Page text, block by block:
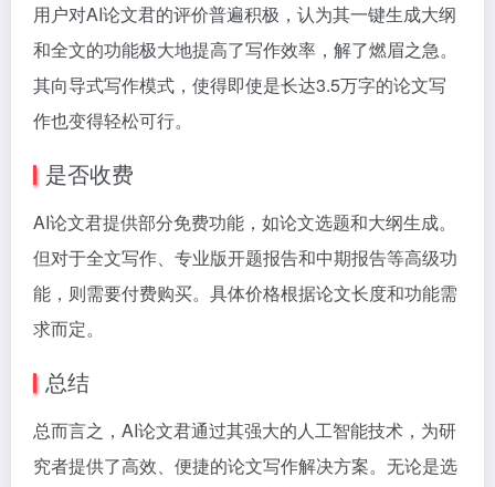
用户对AI论文君的评价普遍积极，认为其一键生成大纲
和全文的功能极大地提高了写作效率，解了燃眉之急。
其向导式写作模式，使得即使是长达3.5万字的论文写
作也变得轻松可行。
是否收费
AI论文君提供部分免费功能，如论文选题和大纲生成。
但对于全文写作、专业版开题报告和中期报告等高级功
能，则需要付费购买。具体价格根据论文长度和功能需
求而定。
总结
总而言之，AI论文君通过其强大的人工智能技术，为研
究者提供了高效、便捷的论文写作解决方案。无论是选